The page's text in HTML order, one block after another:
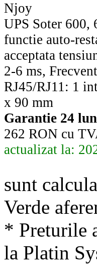
Njoy
UPS Soter 600,
functie auto-
acceptata
2-6 ms,
RJ45/RJ11: 1
x 90 mm
Garantie 24
262 RON cu
actualizat la:
sunt
Verde
* Preturile
la Platin